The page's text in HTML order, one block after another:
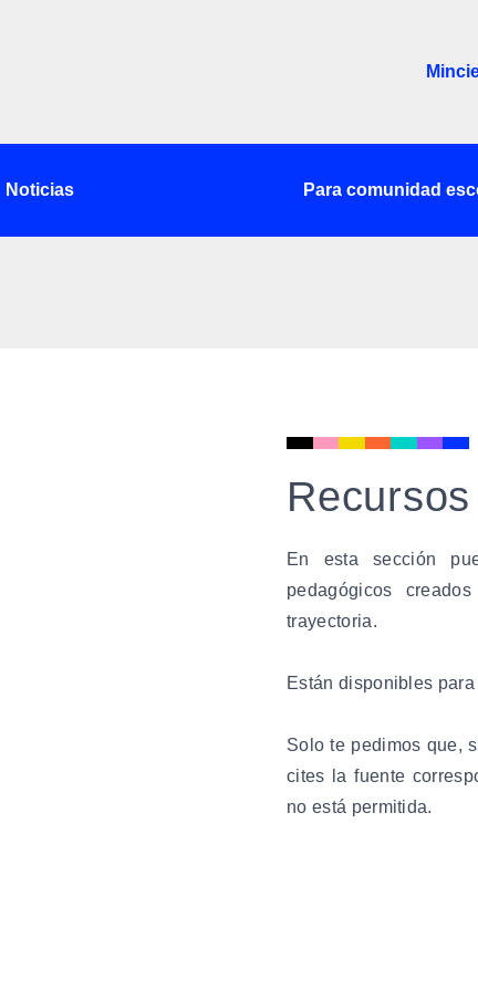
Noticias Para comunidad
En esta sección
pedagógicos
trayectoria.
Están disponibles
Solo te pedimos que,
cites la fuente
no está permitida.